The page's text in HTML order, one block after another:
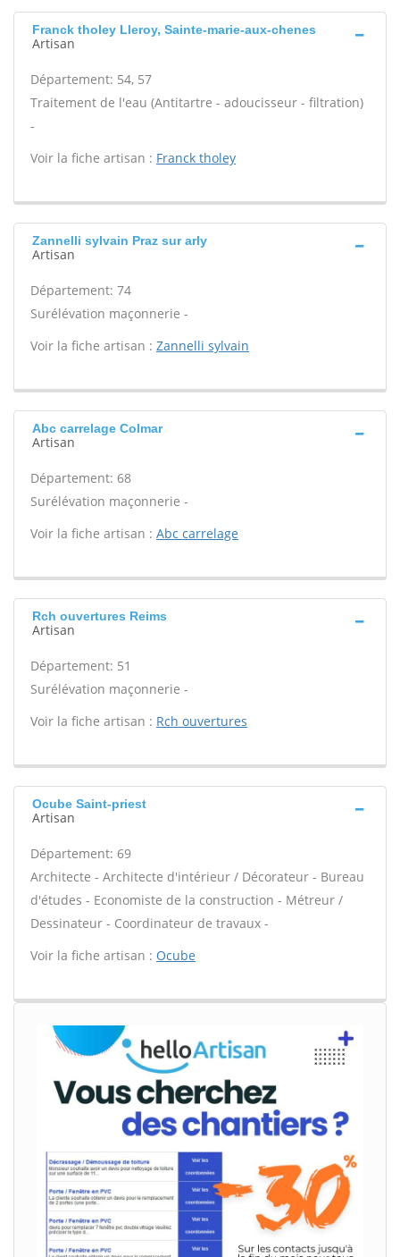
Franck tholey Lleroy, Sainte-marie-aux-chenes
Artisan
Département: 54, 57
Traitement de l'eau (Antitartre - adoucisseur - filtration)
-
Voir la fiche artisan : Franck tholey
Zannelli sylvain Praz sur arly
Artisan
Département: 74
Surélévation maçonnerie -
Voir la fiche artisan : Zannelli sylvain
Abc carrelage Colmar
Artisan
Département: 68
Surélévation maçonnerie -
Voir la fiche artisan : Abc carrelage
Rch ouvertures Reims
Artisan
Département: 51
Surélévation maçonnerie -
Voir la fiche artisan : Rch ouvertures
Ocube Saint-priest
Artisan
Département: 69
Architecte - Architecte d'intérieur / Décorateur - Bureau
d'études - Economiste de la construction - Métreur /
Dessinateur - Coordinateur de travaux -
Voir la fiche artisan : Ocube